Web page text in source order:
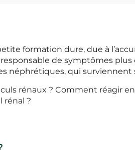
formation dure, due à
de symptômes
néphrétiques, qui surviennent
rénaux ? Comment réagir
rénal ?